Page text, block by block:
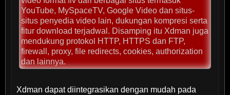
YouTube, MySpaceTV, Google Video dan situs-
situs penyedia video lain, dukungan kompresi serta
fitur download terjadwal. Disamping itu Xdman juga
mendukung protokol HTTP, HTTPS dan FTP,
firewall, proxy, file redirects, cookies, authorization
dan lainnya.
Xdman dapat diintegrasikan dengan mudah pada